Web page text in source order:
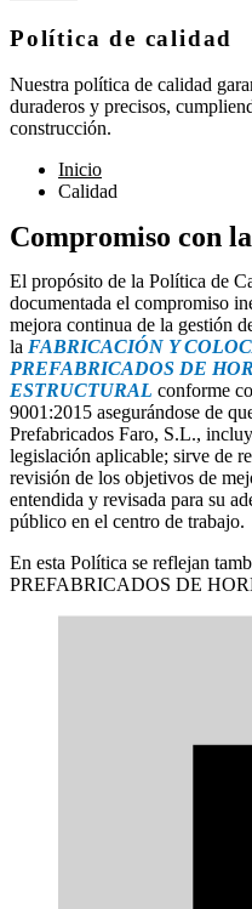
Política de calidad
Nuestra política de calidad
duraderos y precisos,
construcción.
Inicio
Calidad
Compromiso con
El propósito de la Política de
documentada el compromiso
mejora continua de la gestión
la FABRICACIÓN Y
PREFABRICADOS DE
ESTRUCTURAL conforme
9001:2015 asegurándose de
Prefabricados Faro, S.L.,
legislación aplicable; sirve de
revisión de los objetivos de
entendida y revisada para su
público en el centro de trabajo.
En esta Política se reflejan
PREFABRICADOS DE